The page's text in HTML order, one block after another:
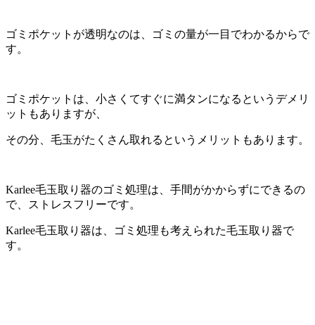
ゴミポケットが透明なのは、ゴミの量が一目でわかるからで
す。
ゴミポケットは、小さくてすぐに満タンになるというデメリ
ットもありますが、
その分、毛玉がたくさん取れるというメリットもあります。
Karlee毛玉取り器のゴミ処理は、手間がかからずにできるの
で、ストレスフリーです。
Karlee毛玉取り器は、ゴミ処理も考えられた毛玉取り器で
す。